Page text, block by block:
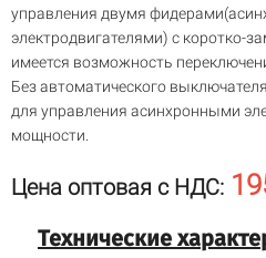
управления двумя
электродвигателями) с коротко-
имеется возможность
Без автоматического
для управления асинхронными
мощности.
Цена оптовая с НДС:
Технические